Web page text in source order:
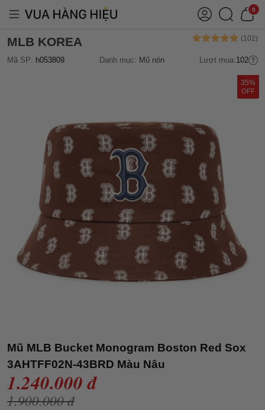
0
MLB KOREA
Mã SP: h053809 Danh mục: Mũ nón Lượt mua:102
35%
OFF
Mũ MLB Bucket Monogram Boston Red Sox
3AHTFF02N-43BRD Màu Nâu
1.240.000 đ
1.900.000 đ